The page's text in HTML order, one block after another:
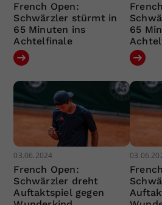
French Open:
Schwärzler stürmt in
65 Minuten ins
Achtelfinale
65
03.06.2024
French Open:
Schwärzler dreht
Auftaktspiel gegen